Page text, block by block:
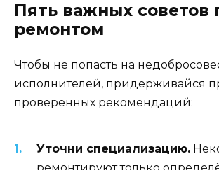
Пять важных советов
ремонтом
Чтобы не попасть на
исполнителей, придерживайся
проверенных рекомендаций:
Уточни специализацию.